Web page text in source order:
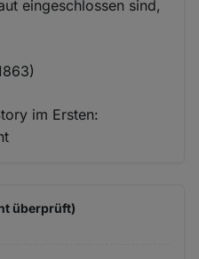
eingeschlossen sind,
im Ersten:
überprüft)